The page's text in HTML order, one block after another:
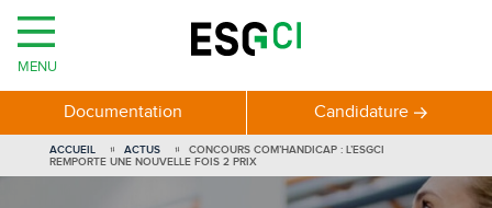
ACCUEIL ACTUS
CONCOURS COM’HANDICAP : L’ESGCI
REMPORTE UNE NOUVELLE FOIS 2 PRIX
MENU
Documentation Candidature